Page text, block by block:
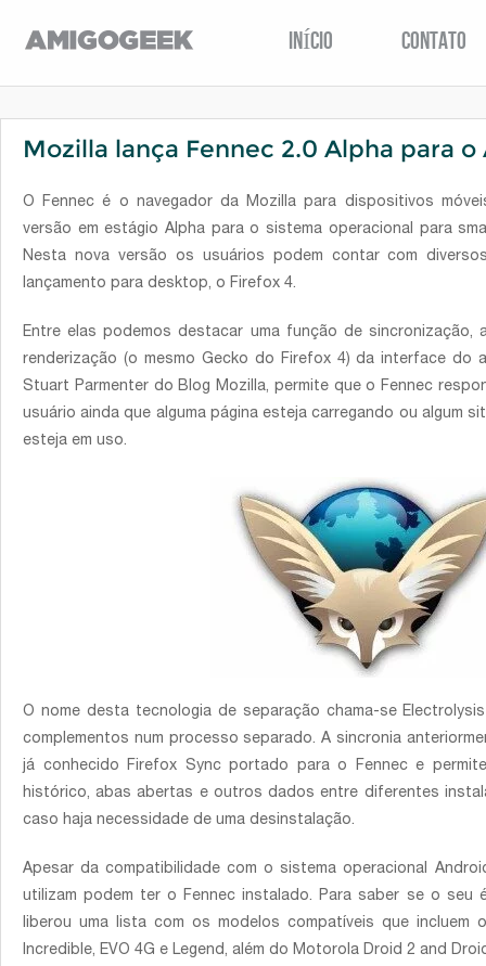
INÍCIO CONTATO
Mozilla lança Fennec 2.0 Alpha para
O Fennec é o navegador da Mozilla para dispositivos
versão em estágio Alpha para o sistema operacional para
Nesta nova versão os usuários podem contar com
lançamento para desktop, o Firefox 4.
Entre elas podemos destacar uma função de sincronização,
renderização (o mesmo Gecko do Firefox 4) da interface do
Stuart Parmenter do Blog Mozilla, permite que o Fennec
usuário ainda que alguma página esteja carregando ou algum
esteja em uso.
O nome desta tecnologia de separação chama-se
complementos num processo separado. A sincronia
já conhecido Firefox Sync portado para o Fennec e
histórico, abas abertas e outros dados entre diferentes
caso haja necessidade de uma desinstalação.
Apesar da compatibilidade com o sistema operacional
utilizam podem ter o Fennec instalado. Para saber se o seu
liberou uma lista com os modelos compatíveis que incluem
Incredible, EVO 4G e Legend, além do Motorola Droid 2 and